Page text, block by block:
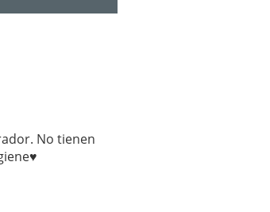
No tienen